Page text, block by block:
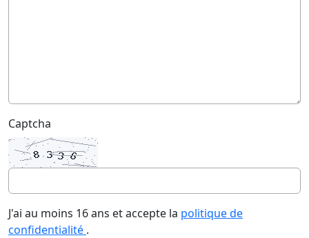
Captcha
J'ai au moins 16 ans et accepte la politique de
confidentialité .